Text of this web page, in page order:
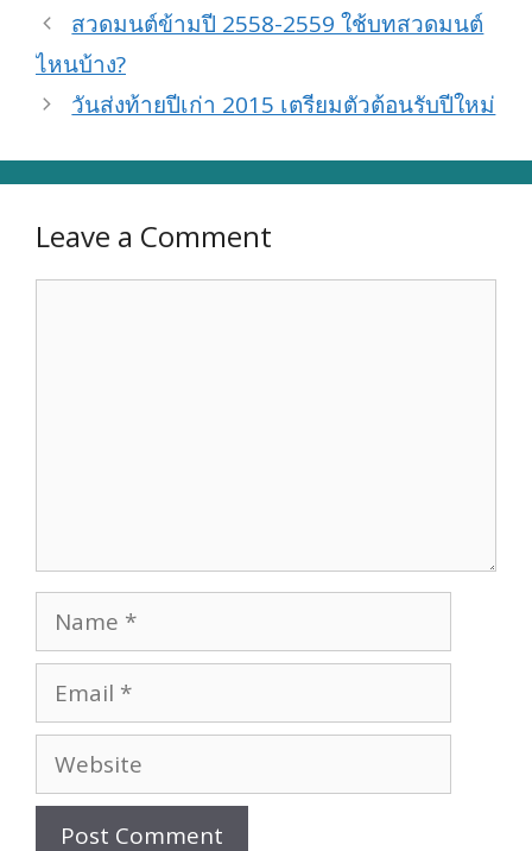
สวดมนต์ข้ามปี 2558-2559 ใช้บทสวดมนต์
ไหนบ้าง?
วันส่งท้ายปีเก่า 2015 เตรียมตัวต้อนรับปีใหม่
Leave a Comment
Name
Email
Website